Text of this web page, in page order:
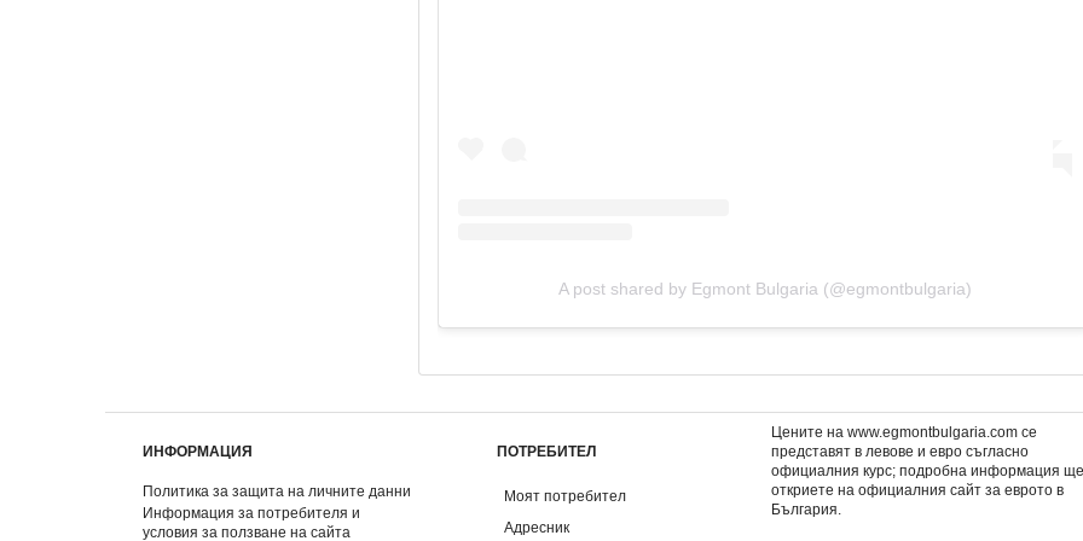
A post shared by Egmont Bulgaria (@egmontbulgaria)
ИНФОРМАЦИЯ
Политика за защита на личните данни
Информация за потребителя и
условия за ползване на сайта
ПОТРЕБИТЕЛ
Моят потребител
Адресник
Цените на www.egmontbulgaria.com се
представят в левове и евро съгласно
официалния курс; подробна информация
откриете наофициалния сайт за еврото в
България